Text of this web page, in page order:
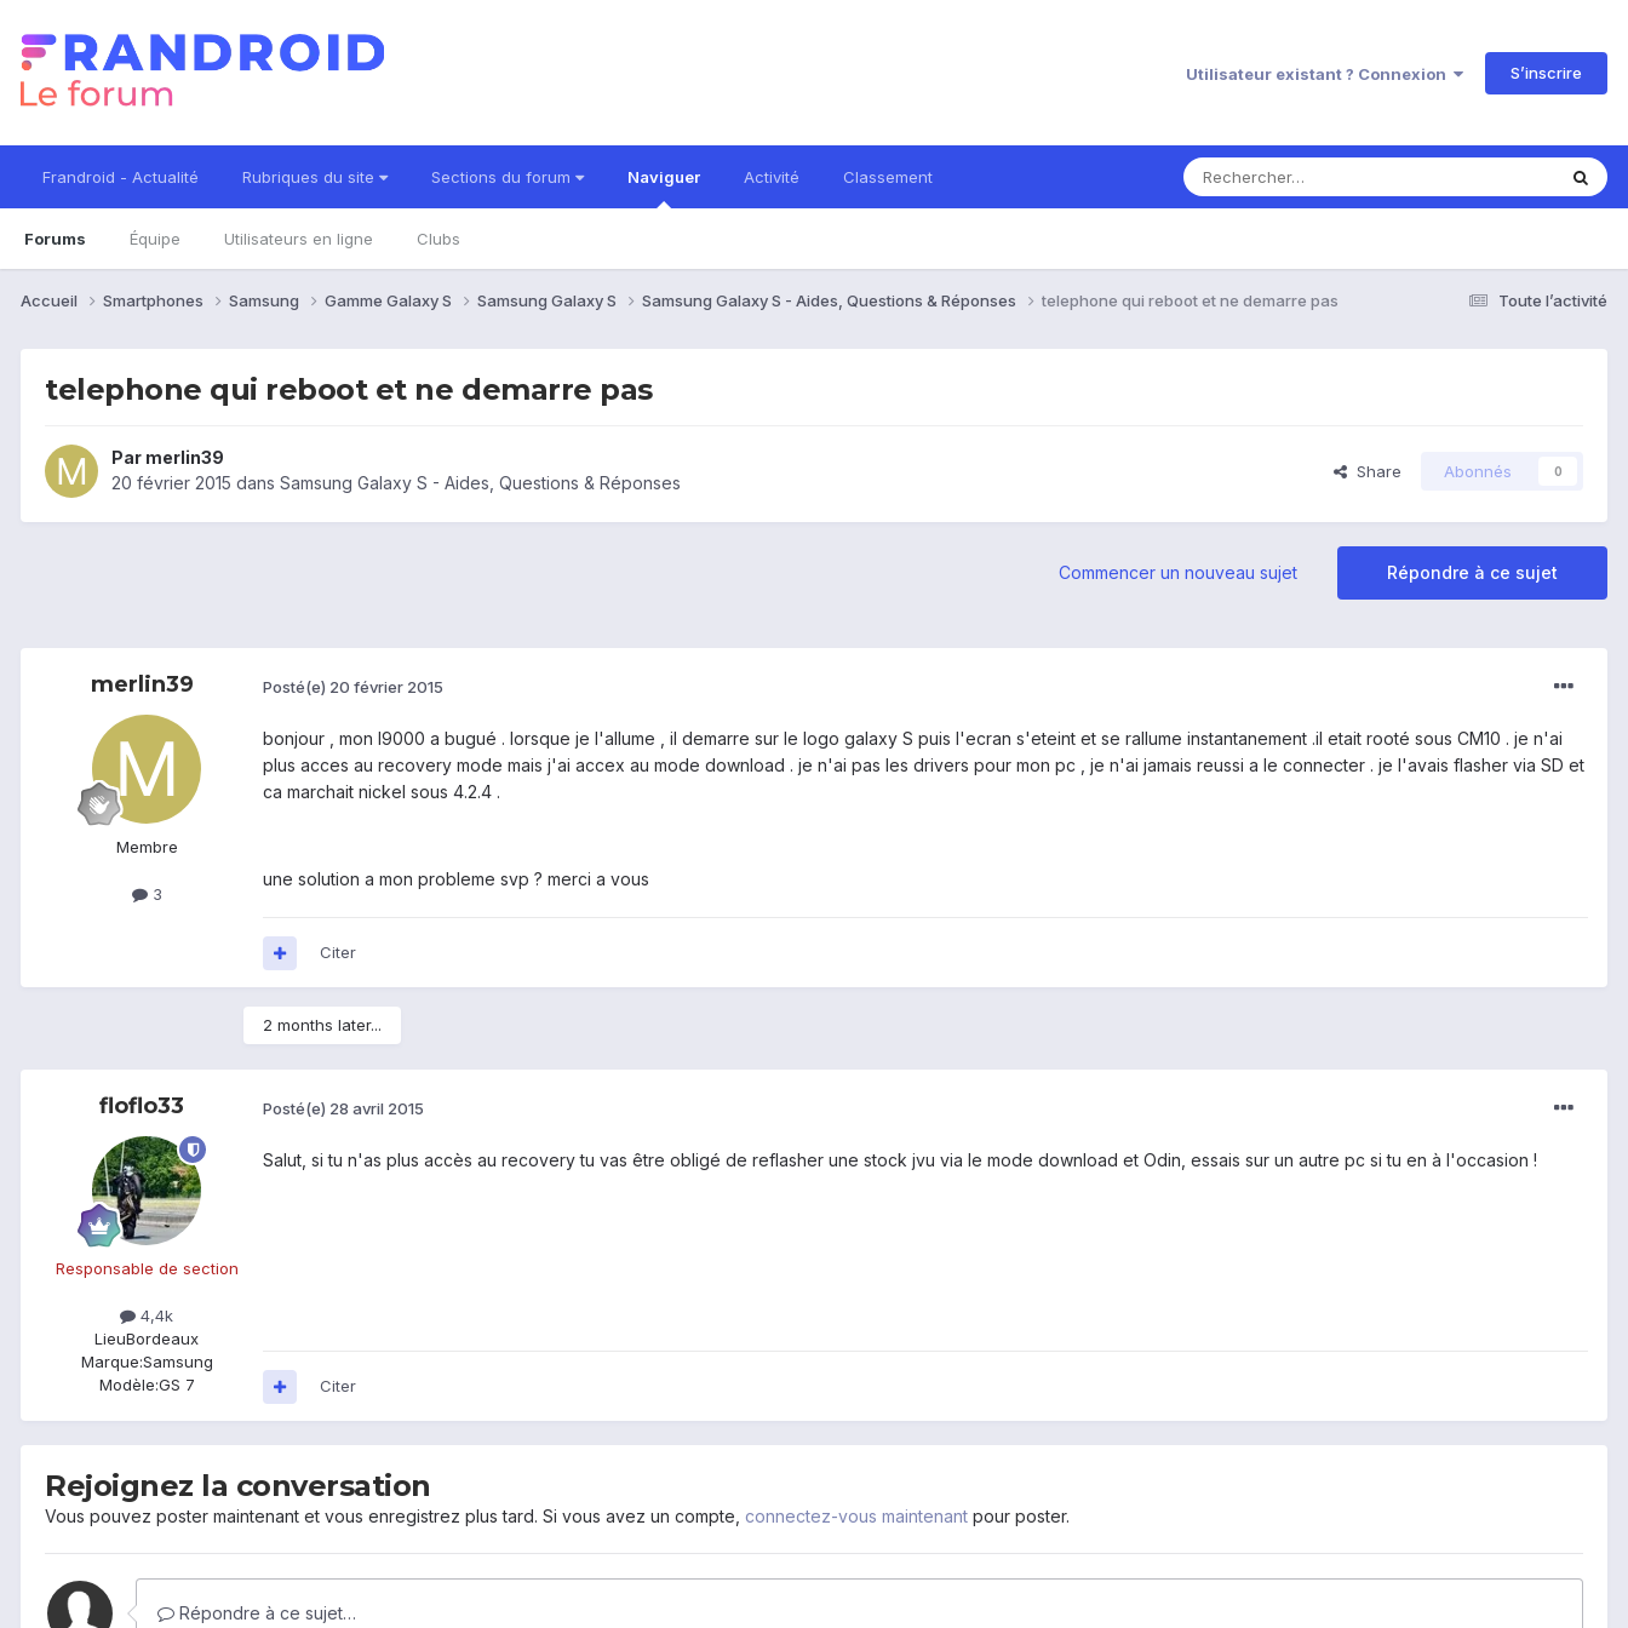
Utilisateur existant ? Connexion S’inscrire
Frandroid - Actualité Rubriques du site Sections du forum Naviguer
Forums Équipe Utilisateurs en ligne Clubs
Activité Classement
Toute l’activité
Accueil Smartphones Samsung Gamme Galaxy S Samsung Galaxy S Samsung Galaxy S - Aides, Questions & Réponses telephone qui reboot et ne demarre pas
telephone qui reboot et ne demarre pas
Par merlin39
20 février 2015 dans Samsung Galaxy S - Aides, Questions & Réponses
Share Abonnés 0
Répondre à ce sujet
Commencer un nouveau sujet
merlin39
Membre
3
Posté(e) 20 février 2015
bonjour , mon I9000 a bugué . lorsque je l'allume , il demarre sur le logo galaxy S puis l'ecran s'eteint et se rallume instantanement .il etait rooté sous CM10 . je n'ai
plus acces au recovery mode mais j'ai accex au mode download . je n'ai pas les drivers pour mon pc , je n'ai jamais reussi a le connecter . je l'avais flasher via SD et
ca marchait nickel sous 4.2.4 .
une solution a mon probleme svp ? merci a vous
Citer
2 months later...
floflo33
Responsable de section
4,4k
LieuBordeaux
Marque:Samsung
Modèle:GS 7
Posté(e) 28 avril 2015
Salut, si tu n'as plus accès au recovery tu vas être obligé de reflasher une stock jvu via le mode download et Odin, essais sur un autre pc si tu en à l'occasion !
Citer
Rejoignez la conversation
Vous pouvez poster maintenant et vous enregistrez plus tard. Si vous avez un compte, connectez-vous maintenant pour poster.
Répondre à ce sujet…